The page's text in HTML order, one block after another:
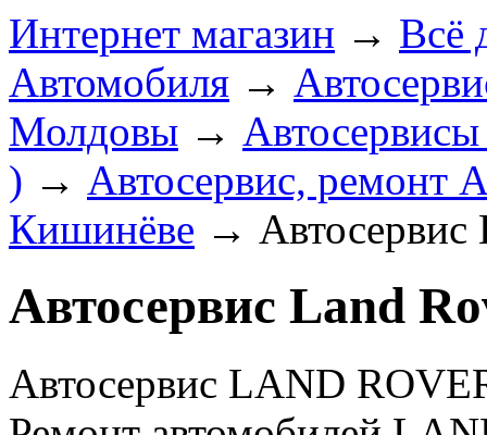
Интернет магазин → Всё
Автомобиля →
Молдовы →
) → Автосервис, ремонт
Кишинёве →
Автосервис Land
Автосервис LAND